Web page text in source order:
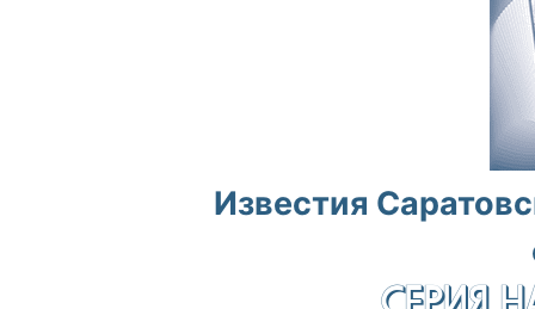
Известия